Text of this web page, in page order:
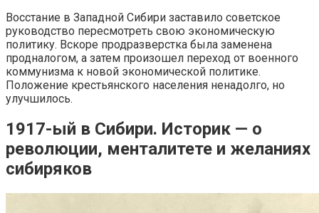
Восстание в Западной Сибири заставило советское
руководство пересмотреть свою экономическую
политику. Вскоре продразверстка была заменена
продналогом, а затем произошел переход от военного
коммунизма к новой экономической политике.
Положение крестьянского населения ненадолго, но
улучшилось.
1917-ый в Сибири. Историк — о
революции, менталитете и желаниях
сибиряков